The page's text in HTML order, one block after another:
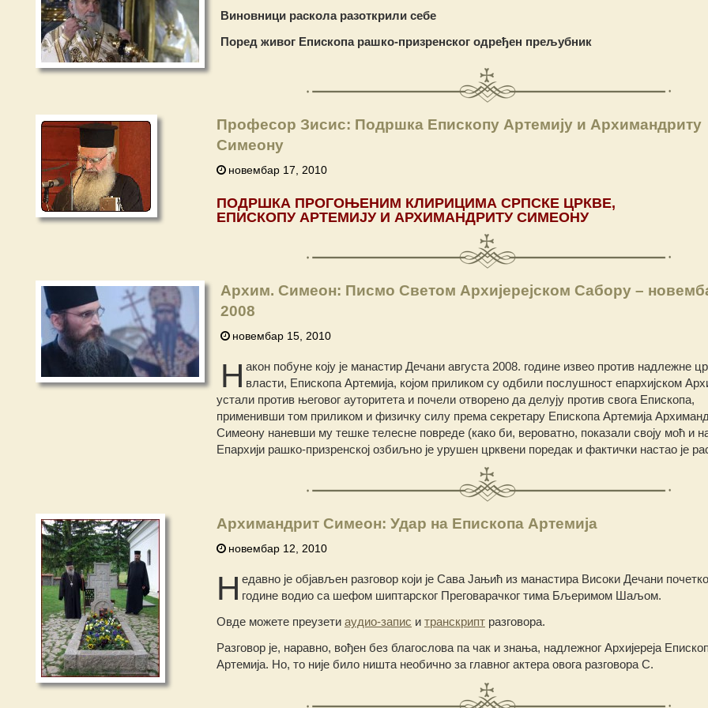
Виновници раскола разоткрили себе
Поред живог Епископа рашко-призренског одређен прељубник
Професор Зисис: Подршка Епископу Артемију и Архимандриту
Симеону
новембар 17, 2010
ПОДРШКА ПРОГОЊЕНИМ КЛИРИЦИМА СРПСКЕ ЦРКВЕ,
ЕПИСКОПУ АРТЕМИЈУ И АРХИМАНДРИТУ СИМЕОНУ
Архим. Симеон: Писмо Светом Архијерејском Сабору –
2008
новембар 15, 2010
Н акон побуне коју је манастир Дечани августа 2008. године извео против надлежне
власти, Епископа Артемија, којом приликом су одбили послушност епархијском
устали против његовог ауторитета и почели отворено да делују против свога Епископа,
применивши том приликом и физичку силу према секретару Епископа Артемија
Симеону наневши му тешке телесне повреде (како би, вероватно, показали своју моћ и
Епархији рашко-призренској озбиљно је урушен црквени поредак и фактички настао је
Архимандрит Симеон: Удар на Епископа Артемија
новембар 12, 2010
Н едавно је објављен разговор који је Сава Јањић из манастира Високи Дечани
године водио са шефом шиптарског Преговарачког тима Бљеримом Шаљом.
Овде можете преузети аудио-запис и транскрипт разговора.
Разговор је, наравно, вођен без благослова па чак и знања, надлежног Архијереја
Артемија. Но, то није било ништа необично за главног актера овога разговора С.